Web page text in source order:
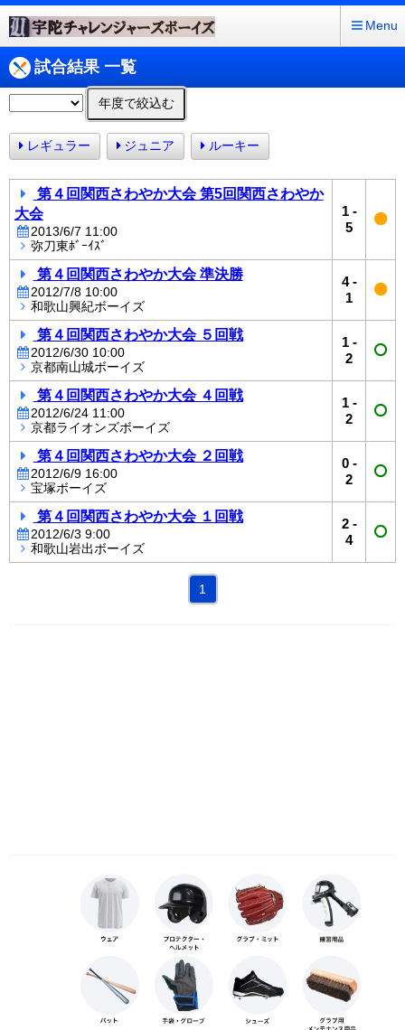
Menu
試合結果 一覧
年度で絞込む
レギュラー ジュニア ルーキー
第４回関西さわやか大会 第5回関西さわやか
大会
2013/6/7 11:00
弥刀東ﾎﾞｰｲｽﾞ
1-
5
第４回関西さわやか大会 準決勝
2012/7/8 10:00
和歌山興紀ボーイズ
4-
1
第４回関西さわやか大会 ５回戦
2012/6/30 10:00
京都南山城ボーイズ
1-
2
第４回関西さわやか大会 ４回戦
2012/6/24 11:00
京都ライオンズボーイズ
1-
2
第４回関西さわやか大会 ２回戦
2012/6/9 16:00
宝塚ボーイズ
0-
2
第４回関西さわやか大会 １回戦
2012/6/3 9:00
和歌山岩出ボーイズ
2-
4
1